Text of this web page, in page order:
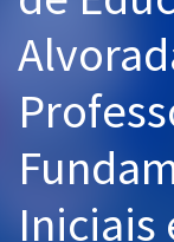
Graduação
OAB
Questões grátis
Iniciais